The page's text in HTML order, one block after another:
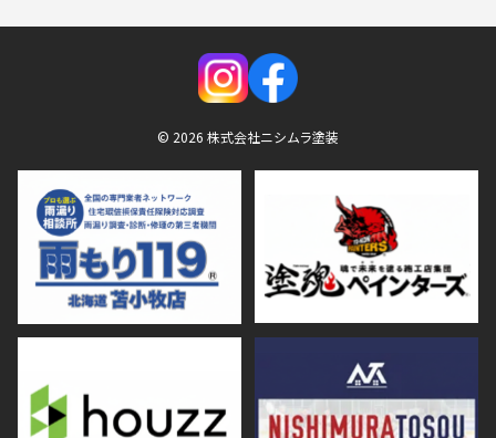
© 2026 株式会社ニシムラ塗装